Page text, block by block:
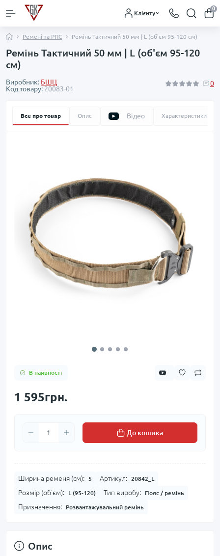
Клієнту
0
Ремені та РПС Ремінь Тактичний 50 мм | L (об'єм 95-120 см)
Ремінь Тактичний 50 мм | L (об'єм 95-120
см)
Виробник: БШЦ
Код товару: 20083-01
0
Все про товар Опис Відео Характеристики
В наявності
1 595грн.
До кошика
Ширина ременя (см): 5 Артикул: 20842_L
Розмір (об'єм): L (95-120) Тип виробу: Пояс / ремінь
Призначення: Розвантажувальний ремінь
Опис